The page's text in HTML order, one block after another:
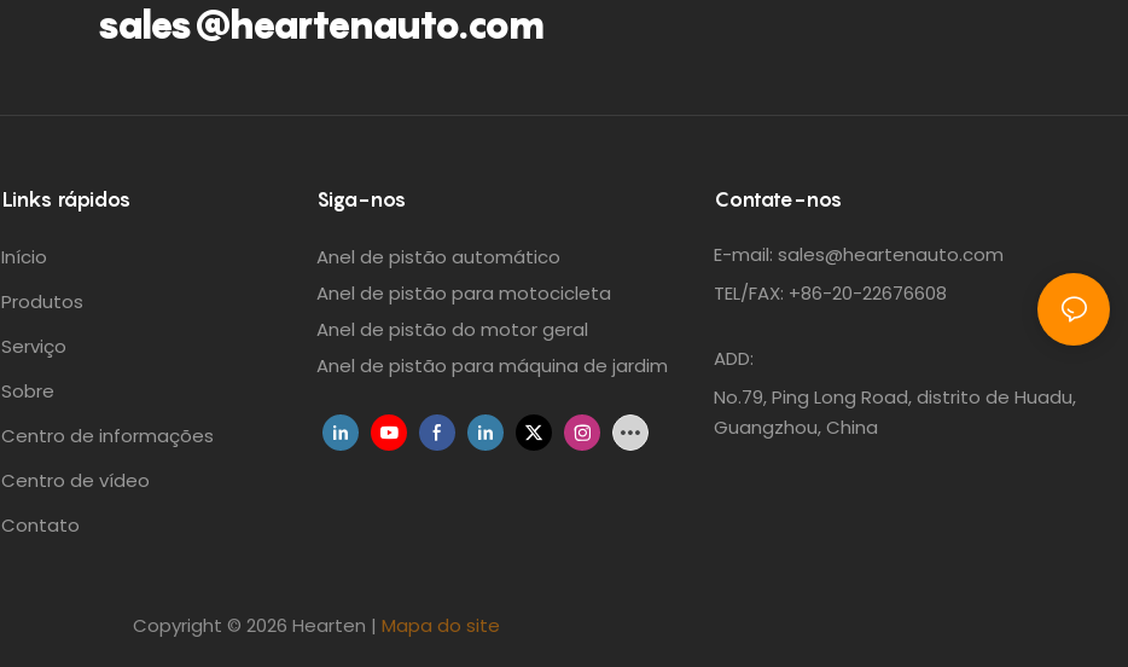
sales@heartenauto.com
Links rápidos
Início
Produtos
Serviço
Sobre
Centro de informações
Centro de vídeo
Contato
Siga-nos
Anel de pistão automático
Anel de pistão para motocicleta
Anel de pistão do motor geral
Anel de pistão para máquina de jardim
Contate-nos
E-mail: sales@heartenauto.com
TEL/FAX: +86-20-22676608
ADD:
No.79, Ping Long Road, distrito de Huadu,
Guangzhou, China
Copyright © 2026 Hearten | Mapa do site